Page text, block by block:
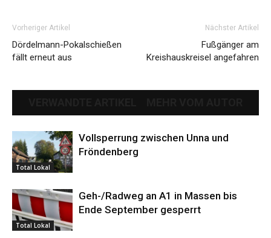
Vorheriger Artikel
Dördelmann-Pokalschießen
fällt erneut aus
Nächster Artikel
Fußgänger am
Kreishauskreisel angefahren
Total Lokal
Vollsperrung zwischen Unna und
Fröndenberg
Total Lokal
Geh-/Radweg an A1 in Massen bis
Ende September gesperrt